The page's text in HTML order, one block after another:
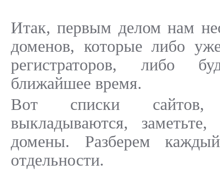
Итак, первым делом нам
доменов, которые либо
регистраторов, либо
ближайшее время.
Вот списки
выкладываются, заметьте,
домены. Разберем
отдельности.